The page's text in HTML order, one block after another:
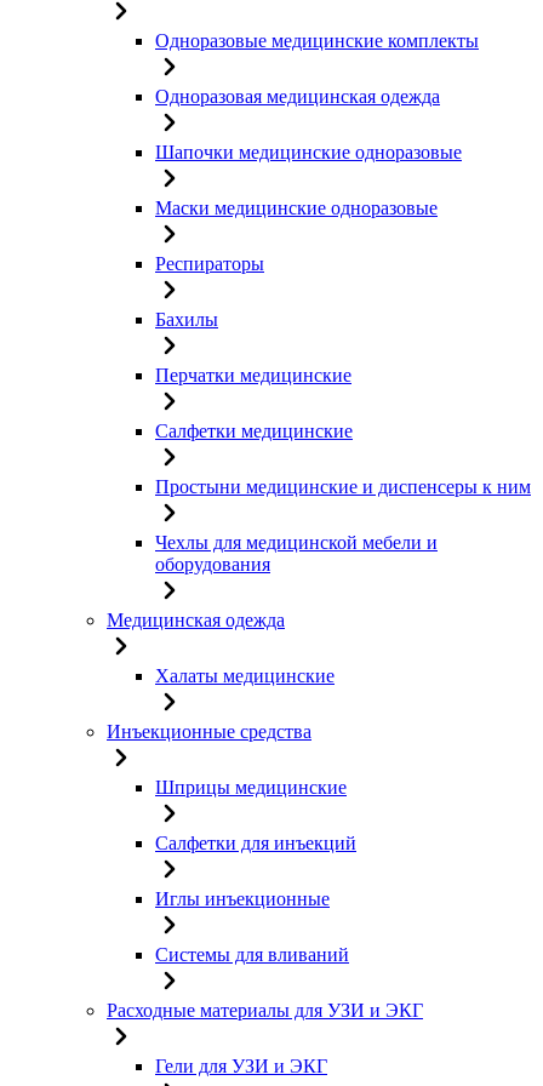
Одноразовые медицинские комплекты
Одноразовая медицинская одежда
Шапочки медицинские одноразовые
Маски медицинские одноразовые
Респираторы
Бахилы
Перчатки медицинские
Салфетки медицинские
Простыни медицинские и диспенсеры к ним
Чехлы для медицинской мебели и
оборудования
Медицинская одежда
Халаты медицинские
Инъекционные средства
Шприцы медицинские
Салфетки для инъекций
Иглы инъекционные
Системы для вливаний
Расходные материалы для УЗИ и ЭКГ
Гели для УЗИ и ЭКГ